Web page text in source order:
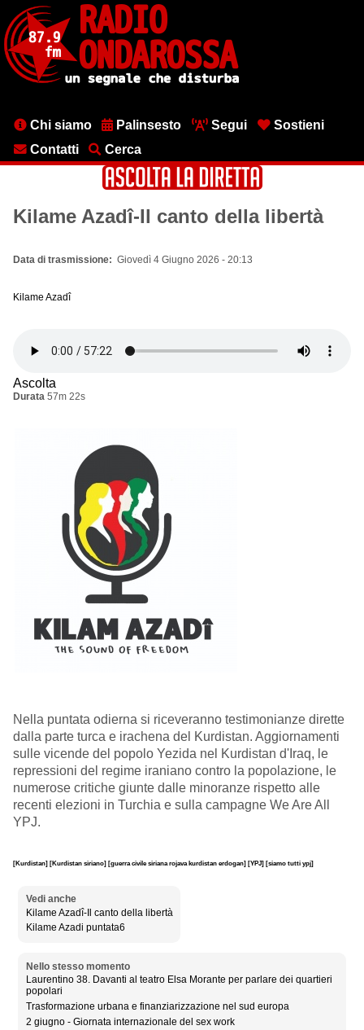
contenuto
principale
MenuChi siamo Palinsesto Segui
Sostieni
Contatti
Cerca
Kilame Azadî-Il canto della libertà
Data di trasmissione Giovedì 4 Giugno 2026 - 20:13
Kilame Azadî
Ascolta
Durata 57m 22s
Nella puntata odierna si riceveranno testimonianze dirette
dalla parte turca e irachena del Kurdistan. Aggiornamenti
sulle vicende del popolo Yezida nel Kurdistan d'Iraq, le
repressioni del regime iraniano contro la popolazione, le
numerose critiche giunte dalle minoranze rispetto alle
recenti elezioni in Turchia e sulla campagne We Are All
YPJ.
[Kurdistan] [Kurdistan siriano] [guerra civile siriana rojava kurdistan erdogan] [YPJ] [siamo tutti ypj]
Vedi anche
Kilame Azadî-Il canto della libertà
Kilame Azadi puntata6
Nello stesso momento
Laurentino 38. Davanti al teatro Elsa Morante per parlare dei quartieri
popolari
Trasformazione urbana e finanziarizzazione nel sud europa
2 giugno - Giornata internazionale del sex work